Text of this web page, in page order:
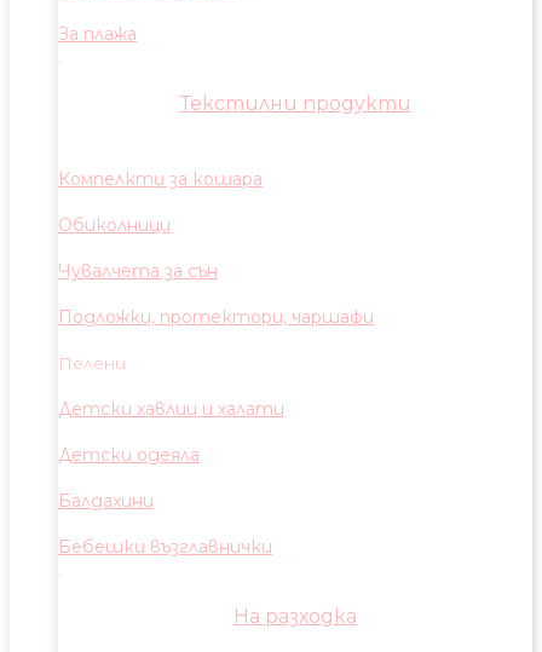
За плажа
Текстилни продукти
Компелкти за кошара
Обиколници
Чувалчета за сън
Подложки, протектори, чаршафи
Пелени
Детски хавлии и халати
Детски одеяла
Балдахини
Бебешки възглавнички
На разходка